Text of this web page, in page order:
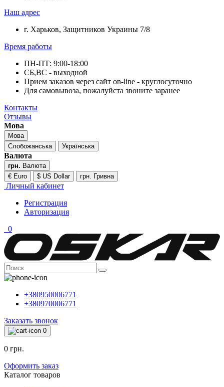
Наш адрес
г. Харьков, Защитников Украины 7/8
Время работы
ПН-ПТ: 9:00-18:00
СБ,ВС - выходной
Прием заказов через сайт on-line - круглосуточно
Для самовывоза, пожалуйста звоните заранее
Контакты
Отзывы
Мова
Мова
Слобожанська
Українська
Валюта
грн. Валюта
€ Euro
$ US Dollar грн. Гривна
Личный кабинет
Регистрация
Авторизация
0
+380950006771
+380970006771
Заказать звонок
0
0 грн.
Оформить заказ
Каталог товаров